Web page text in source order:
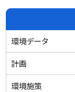
環境データ
計画
環境施策